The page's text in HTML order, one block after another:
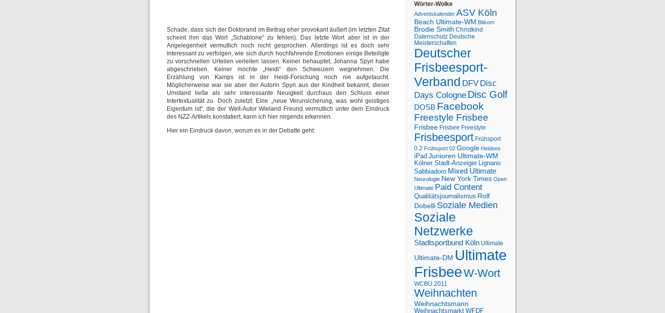
Schade, dass sich der Doktorand im Beitrag eher provokant äußert (im letzten Zitat
scheint ihm das Wort „Schablone“ zu fehlen). Das letzte Wort aber ist in der
Angelegenheit vermutlich noch nicht gesprochen. Allerdings ist es doch sehr
interessant zu verfolgen, wie sich durch hochfahrende Emotionen einige Beteiligte
zu vorschnellen Urteilen verleiten lassen. Keiner behauptet, Johanna Spyri habe
abgeschrieben. Keiner möchte „Heidi“ den Schweizern wegnehmen. Die
Erzählung von Kamps ist in der Heidi-Forschung noch nie aufgetaucht.
Möglicherweise war sie aber der Autorin Spyri aus der Kindheit bekannt, dieser
Umstand ließe als sehr interessante Neuigkeit durchaus den Schluss einer
Intertextualität zu. Doch zuletzt: Eine „neue Verunsicherung, was wohl geistiges
Eigentum ist“, die der Welt-Autor Wieland Freund vermutlich unter dem Eindruck
des NZZ-Artikels konstatiert, kann ich hier nirgends erkennen.
Hier ein Eindruck davon, worum es in der Debatte geht:
Wörter-Wolke
Adventskalender ASV Köln
Beach Ultimate-WM Bitkom
Brodie Smith Christkind
Datenschutz Deutsche
Meisterschaften
Deutscher
Frisbeesport-
Verband DFV Disc
Days Cologne Disc Golf
DOSB Facebook
Freestyle Frisbee
Frisbee Frisbee Freestyle
Frisbeesport Frühsport
0.2 Frühsport 02 Google Heidees
iPad Junioren Ultimate-WM
Kölner Stadt-Anzeiger Lignano
Sabbiadoro Mixed Ultimate
Neurologie New York Times Open
Ultimate Paid Content
Qualitätsjournalismus Rolf
Dobelli Soziale Medien
Soziale
Netzwerke
Stadtsportbund Köln Ultimate
Ultimate-DM Ultimate
FrisbeeW-Wort
WCBU 2011
Weihnachten
Weihnachtsmann
Weihnachtsmarkt WFDF